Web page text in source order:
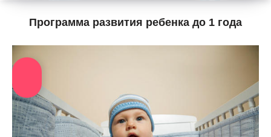
Программа развития ребенка до 1 года